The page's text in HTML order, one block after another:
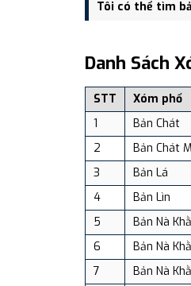
Tôi có thể tìm
dịch vụ và du lịch
Danh Sách
STT Xóm phố
1
Bản Chát
2
Bản Chát
3
Bản Lá
4
Bản Lìn
5
Bản Nà
6
Bản Nà
7
Bản Nà